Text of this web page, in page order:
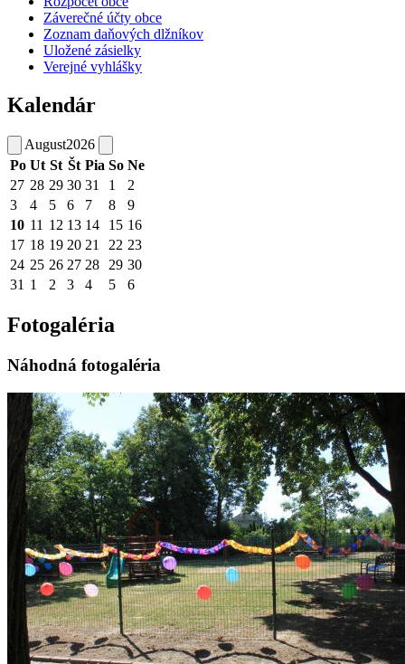
Záverečné účty obce
Zoznam daňových dlžníkov
Uložené zásielky
Verejné vyhlášky
Kalendár
August2026
Po Ut St Št Pia So Ne
27 28 29 30 31 1
2
3
4 5 6 7 8
9
10 11 12 13 14 15 16
17 18 19 20 21 22 23
24 25 26 27 28 29 30
31 1 2 3 4 5 6
Fotogaléria
Náhodná fotogaléria